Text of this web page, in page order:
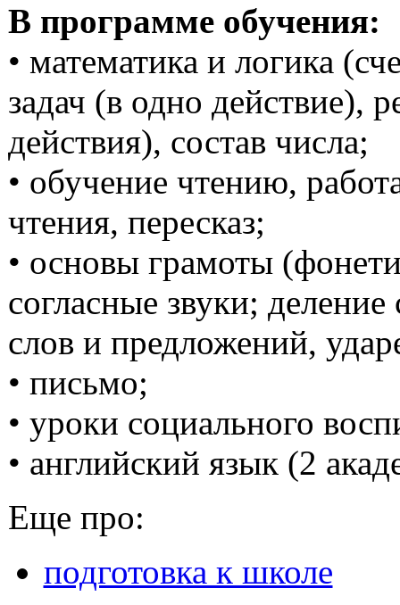
В программе обучения:
• математика и логика
задач (в одно действие),
действия), состав числа;
• обучение чтению,
чтения, пересказ;
• основы грамоты
согласные звуки;
слов и предложений,
• письмо;
• уроки социального
• английский язык (2
Еще про:
подготовка к школе